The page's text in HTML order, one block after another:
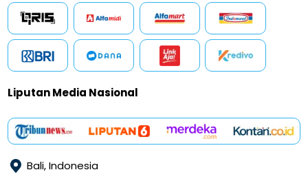
Liputan Media Nasional
Bali, Indonesia